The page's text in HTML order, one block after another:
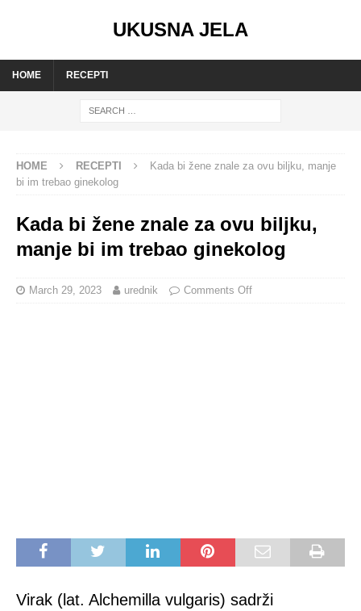
UKUSNA JELA
HOME RECEPTI
HOME RECEPTI
Kada bi žene znale za ovu biljku, manje
bi im trebao ginekolog
Kada bi žene znale za ovu biljku,
manje bi im trebao ginekolog
March 29, 2023 urednik Comments Off
Virak (lat. Alchemilla vulgaris) sadrži